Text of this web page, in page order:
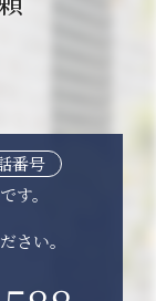
番号
す。
さい。